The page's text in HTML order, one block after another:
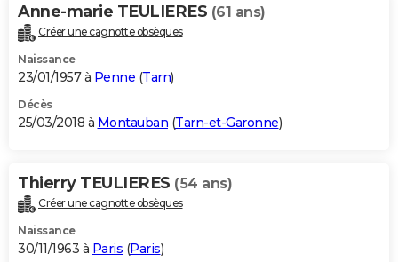
Anne-marie TEULIERES (61 ans)
Créer une cagnotte obsèques
Naissance
23/01/1957 à Penne (Tarn)
Décès
25/03/2018 à Montauban (Tarn-et-Garonne)
Thierry TEULIERES (54 ans)
Créer une cagnotte obsèques
Naissance
30/11/1963 à Paris (Paris)